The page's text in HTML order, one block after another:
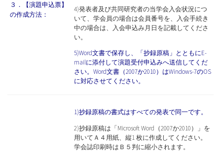
３．【演題申込票】
の作成方法：
4)発表者及び共同研究者の当学会入会状況につ
いて、学会員の場合は会員番号を、入会手続き
中の場合は、入会申込み月日を記載してくださ
い。
5)Word文書で保存し、「抄録原稿」とともにE-
mailに添付して演題受付申込みへ送信してくだ
さい。Word文書（2007か2010）はWindows-7のOS
に対応させてください。
1)抄録原稿の書式はすべての発表で同一です。
2)抄録原稿は「Microsoft Word（2007か2010）」を
用いてＡ４用紙、縦1 枚に作成してください。
学会誌印刷時はＢ５判に縮小されます。